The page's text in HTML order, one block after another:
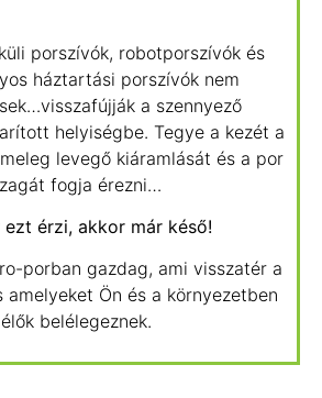
porszívók, robotporszívók és
háztartási porszívók nem
a szennyező
helyiségbe. Tegye a kezét a
levegő kiáramlását és a por
fogja érezni…
ezt érzi, akkor már késő!
porban gazdag, ami visszatér a
amelyeket Ön és a környezetben
élők belélegeznek.